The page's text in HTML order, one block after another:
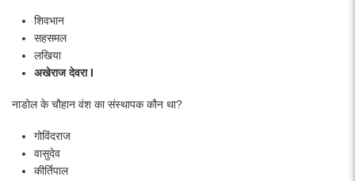
शिवभान
सहसमल
लखिया
अखेराज देवरा I
नाडोल के चौहान वंश का संस्थापक कौन था?
गोविंदराज
वासुदेव
कीर्तिपाल